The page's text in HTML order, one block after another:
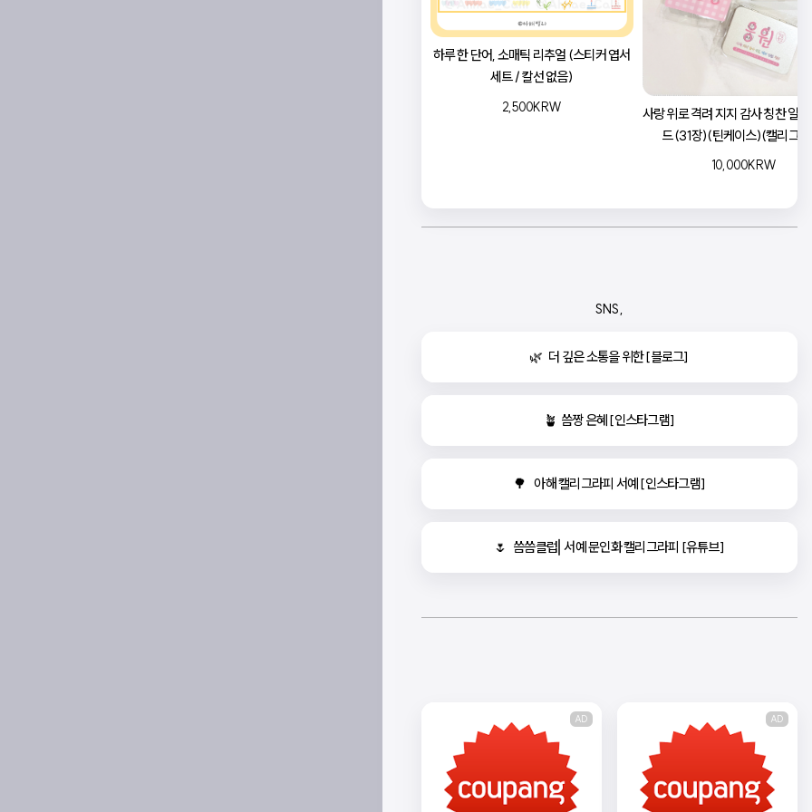
하루 한 단어, 소매틱 리추얼 (스티커 엽서
세트 / 칼선 없음)
2,500KRW
사랑 위로 격려 지지 감사 칭찬 일상
드 (31장)(틴케이스)(캘리그라
10,000KRW
SNS ,
🌿   더 깊은 소통을 위한 [블로그]
🪴  씀짱 은혜 [인스타그램]
🌳    아해 캘리그라피 서예 [인스타그램]
🌷   씀씀클럽⎜서예 문인화 캘리그라피 [유튜브]
AD AD